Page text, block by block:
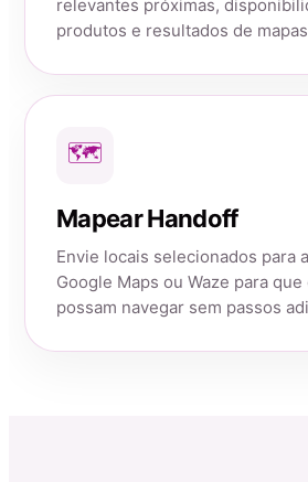
relevantes próximas,
produtos e resultados de
🗺️
Mapear Handoff
Envie locais selecionados para
Google Maps ou Waze para
possam navegar sem passos